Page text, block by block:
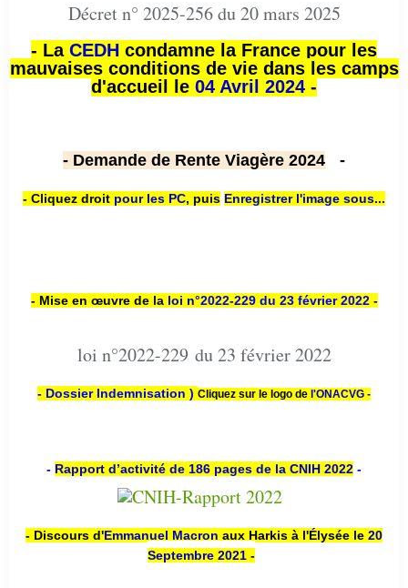
Décret n° 2025-256 du 20 mars 2025
- La CEDH condamne la France pour les
mauvaises conditions de vie dans les camps
d'accueil le 04 Avril 2024 -
- Demande de Rente Viagère 2024 -
- Cliquez droit pour les PC, puis Enregistrer l'image sous...
- Mise en œuvre de la loi n°2022-229 du 23 février 2022 -
loi n°2022-229 du 23 février 2022
- Dossier Indemnisation ) Cliquez sur le logo de l'ONACVG -
- Rapport d’activité de 186 pages de la CNIH 2022 -
- Discours d'Emmanuel Macron aux Harkis à l'Élysée le 20
Septembre 2021 -